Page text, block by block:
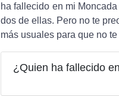
ha fallecido en mi
dos de ellas. Pero no te
más usuales para que no
¿Quien ha fallecido